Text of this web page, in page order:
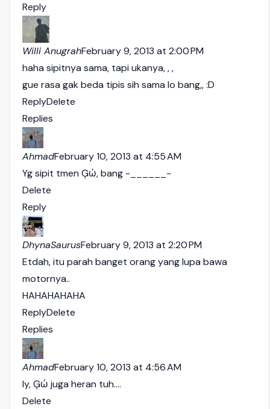
Reply
Willi AnugrahFebruary 9, 2013 at 2:00 PM
haha sipitnya sama, tapi ukanya, , ,
gue rasa gak beda tipis sih sama lo bang,, :D
ReplyDelete
Replies
AhmadFebruary 10, 2013 at 4:55 AM
Yg sipit tmen Ģώ, bang -______-
Delete
Reply
DhynaSaurusFebruary 9, 2013 at 2:20 PM
Etdah, itu parah banget orang yang lupa bawa
motornya..
HAHAHAHAHA
ReplyDelete
Replies
AhmadFebruary 10, 2013 at 4:56 AM
Iy, Ģώ juga heran tuh....
Delete